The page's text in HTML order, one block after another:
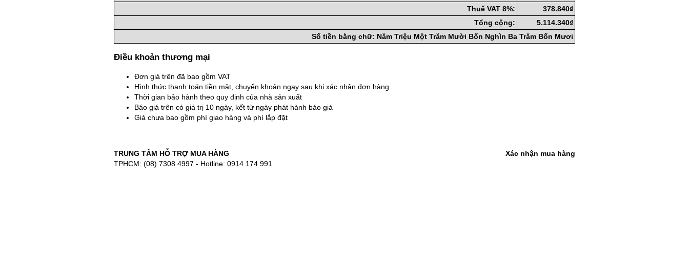
Thuế VAT 8%:
378.840₫
Tổng cộng:
5.114.340₫
Số tiền bằng chữ: Năm Triệu Một Trăm Mười Bốn Nghìn Ba Trăm Bốn Mươi
Điều khoản thương mại
Đơn giá trên đã bao gồm VAT
Hình thức thanh toán tiền mặt, chuyển khoản ngay sau khi xác nhận đơn hàng
Thời gian bảo hành theo quy định của nhà sản xuất
Báo giá trên có giá trị 10 ngày, kết từ ngày phát hành báo giá
Giá chưa bao gồm phí giao hàng và phí lắp đặt
TRUNG TÂM HỖ TRỢ MUA HÀNG
TPHCM: (08) 7308 4997 - Hotline: 0914 174 991
Xác nhận mua hàng